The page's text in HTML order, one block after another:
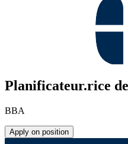
Planificateur.rice
BBA
Apply on position